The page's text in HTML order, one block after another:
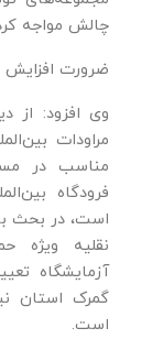
چالش مواجه
ضرورت افزایش
وی افزود:
مراودات
مناسب در
فرودگاه
است، در بحث
نقلیه ویژه
آزمایشگاه
گمرک استان
است.